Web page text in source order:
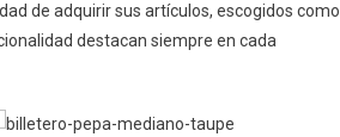
de adquirir sus artículos, escogidos como
destacan siempre en cada